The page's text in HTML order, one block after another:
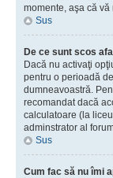
momente, aşa că
Sus
De ce sunt scos
Dacă nu activaţi
pentru o perioadă
dumneavoastră.
recomandat dacă
calculatoare (la
adminstrator al
Sus
Cum fac să nu îmi